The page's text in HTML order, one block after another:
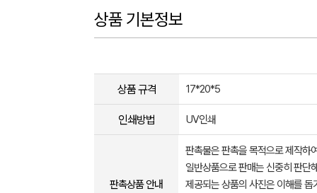
상품 기본정보
상품 규격 17*20*5
인쇄방법 UV인쇄
판촉상품 안내
판촉물은 판촉을 목적으로 제작하
일반상품으로 판매는 신중히 판단
제공되는 상품의 사진은 이해를